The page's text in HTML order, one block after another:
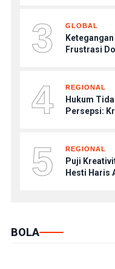
3 GLOBAL
Frustrasi
4 REGIONAL
Hukum
Persepsi:
5 REGIONAL
Puji
Hesti Haris
BOLA